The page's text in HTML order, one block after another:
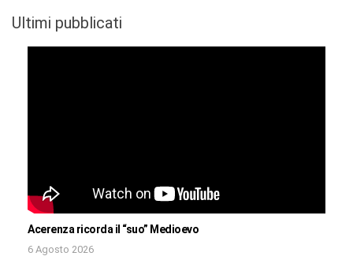
Ultimi pubblicati
Acerenza ricorda il “suo” Medioevo
6 Agosto 2026